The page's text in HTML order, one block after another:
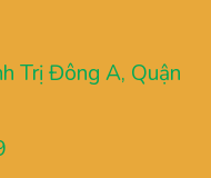
Trị Đông A, Quận